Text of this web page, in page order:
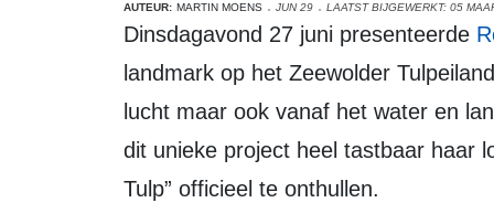
AUTEUR: MARTIN MOENS JUN 29 LAATST BIJGEWERKT: 05
Dinsdagavond 27 juni presenteerde
landmark op het Zeewolder
lucht maar ook vanaf het water en
dit unieke project heel tastbaar haar
Tulp” officieel te onthullen.